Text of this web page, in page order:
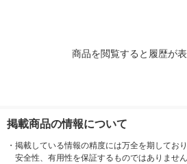
商品を閲覧すると履歴が
掲載商品の情報について
・ 掲載している情報の精度には万全を期してお
安全性、有用性を保証するものではありません